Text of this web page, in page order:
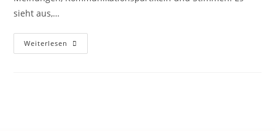
sieht aus,…
Weiterlesen